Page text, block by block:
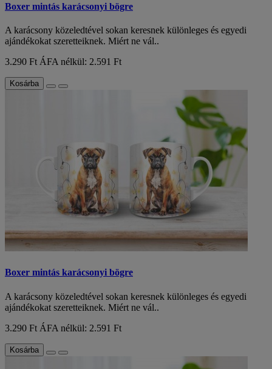
Boxer mintás karácsonyi bögre
A karácsony közeledtével sokan keresnek különleges és egyedi
ajándékokat szeretteiknek. Miért ne vál..
3.290 Ft ÁFA nélkül: 2.591 Ft
Kosárba
Boxer mintás karácsonyi bögre
A karácsony közeledtével sokan keresnek különleges és egyedi
ajándékokat szeretteiknek. Miért ne vál..
3.290 Ft ÁFA nélkül: 2.591 Ft
Kosárba